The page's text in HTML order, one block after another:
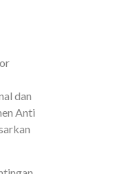
dan
Anti